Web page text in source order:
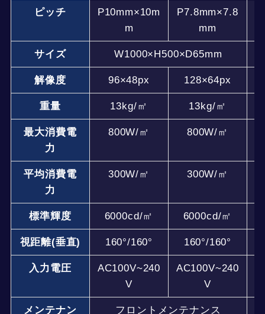
ピッチ
P10mm×10m
m
P7.8mm×7.8
mm
サイズ W1000×H500×D65mm
解像度 96×48px 128×64px
重量 13kg/㎡ 13kg/㎡
最大消費電
力
800W/㎡ 800W/㎡
平均消費電
力
300W/㎡ 300W/㎡
標準輝度 6000cd/㎡ 6000cd/㎡
視距離(垂直) 160°/160° 160°/160°
入力電圧
AC100V~240
V
AC100V~240
V
メンテナン
フロントメンテナンス